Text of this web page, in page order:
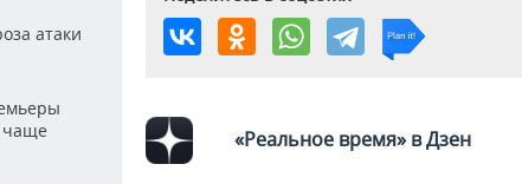
атаки
чаще
«Реальное время» в Дзен